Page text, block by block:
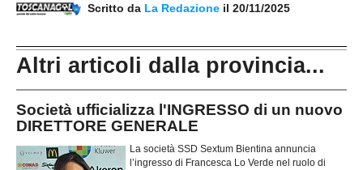
Scritto da La Redazione il 20/11/2025
Altri articoli dalla provincia...
Società ufficializza l'INGRESSO di un nuovo
DIRETTORE GENERALE
La società SSD Sextum Bientina annuncia
l’ingresso di Francesca Lo Verde nel ruolo di